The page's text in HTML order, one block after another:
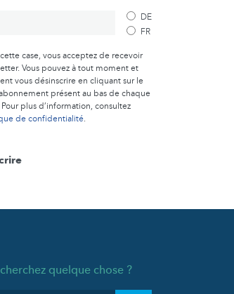
DE
FR
case, vous acceptez de recevoir
Vous pouvez à tout moment et
vous désinscrire en cliquant sur le
présent au bas de chaque
plus d’information, consultez
de confidentialité.
quelque chose ?